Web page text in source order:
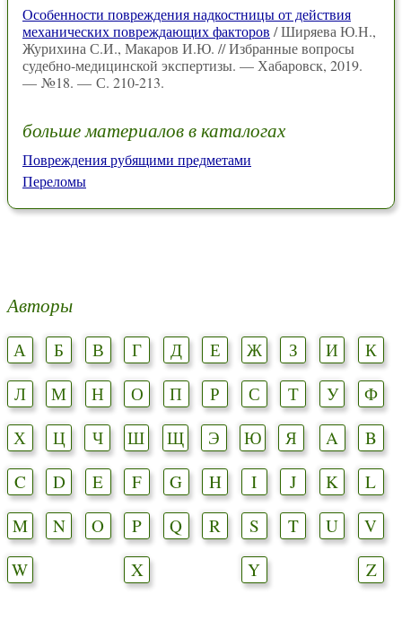
Особенности повреждения надкостницы от действия
механических повреждающих факторов / Ширяева Ю.Н.,
Журихина С.И., Макаров И.Ю. // Избранные вопросы
судебно-медицинской экспертизы. — Хабаровск, 2019.
— №18. — С. 210-213.
больше материалов в каталогах
Повреждения рубящими предметами
Переломы
Авторы
А Б В Г Д Е Ж З И
К
Л
М Н О П Р С Т У
Ф
Х
Ц Ч Ш Щ Э Ю Я A
B
C
D E F G H I J K
L
M
N O P Q R S T U
V
W
X Y Z